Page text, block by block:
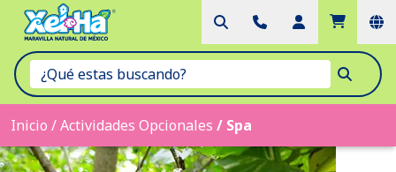
Inicio /Actividades Opcionales / Spa